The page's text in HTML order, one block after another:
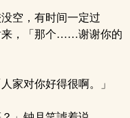
空，有时间一定过
，「那个……谢谢你的
家对你好得很啊。」